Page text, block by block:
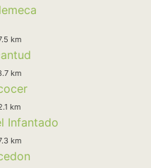
km
km
km
Infantado
km